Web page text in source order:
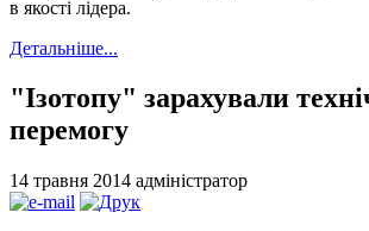
в якості лідера.
Детальніше...
"Ізотопу" зарахували
перемогу
14 травня 2014 адміністратор